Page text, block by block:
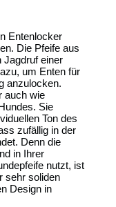
Entenlocker
Die Pfeife aus
Jagdruf einer
um Enten für
anzulocken.
auch wie
Sie
Ton des
zufällig in der
Denn die
in Ihrer
nutzt, ist
sehr soliden
Design in